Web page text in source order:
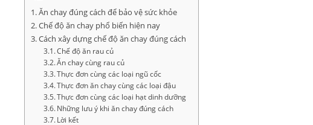
Ăn chay đúng cách để bảo vệ sức khỏe
Chế độ ăn chay phổ biến hiện nay
Cách xây dựng chế độ ăn chay đúng cách
Chế độ ăn rau củ
Ăn chay cùng rau củ
Thực đơn cùng các loại ngũ cốc
Thực đơn ăn chay cùng các loại đậu
Thực đơn cùng các loại hạt dinh dưỡng
Những lưu ý khi ăn chay đúng cách
Lời kết